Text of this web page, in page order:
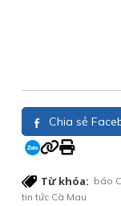
Chia sẻ
Từ khóa: báo
tin tức Cà Mau